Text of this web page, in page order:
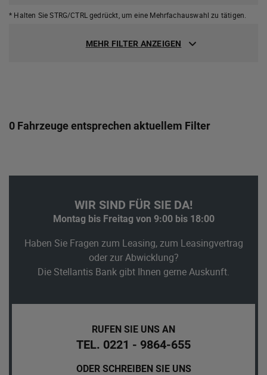
* Halten Sie STRG/CTRL gedrückt, um eine Mehrfachauswahl zu tätigen.
MEHR FILTER ANZEIGEN
0 Fahrzeuge entsprechen aktuellem Filter
WIR SIND FÜR SIE DA!
Montag bis Freitag von 9:00 bis 18:00
Haben Sie Fragen zum Leasing, zum Leasingvertrag
oder zur Abwicklung?
Die Stellantis Bank gibt Ihnen gerne Auskunft.
RUFEN SIE UNS AN
TEL. 0221 - 9864-655
ODER SCHREIBEN SIE UNS